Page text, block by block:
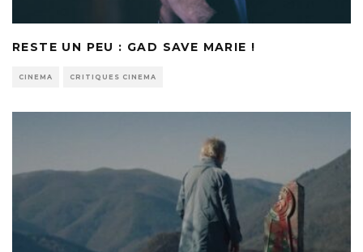
RESTE UN PEU : GAD SAVE MARIE !
CINEMA CRITIQUES CINEMA